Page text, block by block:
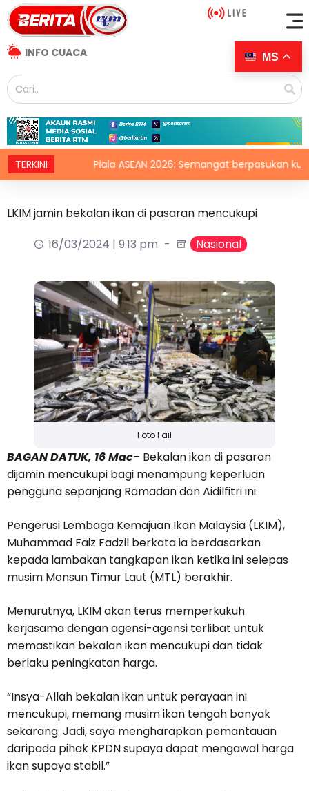
INFO CUACA
TERKINI Piala ASEAN 2026: Semangat berpasukan kunci
LKIM jamin bekalan ikan di pasaran mencukupi
16/03/2024 | 9:13 pm
Nasional
Foto Fail
BAGAN DATUK, 16 Mac– Bekalan ikan di pasaran
dijamin mencukupi bagi menampung keperluan
pengguna sepanjang Ramadan dan Aidilfitri ini.
Pengerusi Lembaga Kemajuan Ikan Malaysia (LKIM),
Muhammad Faiz Fadzil berkata ia berdasarkan
kepada lambakan tangkapan ikan ketika ini selepas
musim Monsun Timur Laut (MTL) berakhir.
Menurutnya, LKIM akan terus memperkukuh
kerjasama dengan agensi-agensi terlibat untuk
memastikan bekalan ikan mencukupi dan tidak
berlaku peningkatan harga.
“Insya-Allah bekalan ikan untuk perayaan ini
mencukupi, memang musim ikan tengah banyak
sekarang. Jadi, saya mengharapkan pemantauan
daripada pihak KPDN supaya dapat mengawal harga
ikan supaya stabil.”
MS